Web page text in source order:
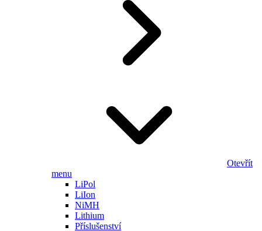
Otevřít
menu
LiPol
LiIon
NiMH
Lithium
Příslušenství